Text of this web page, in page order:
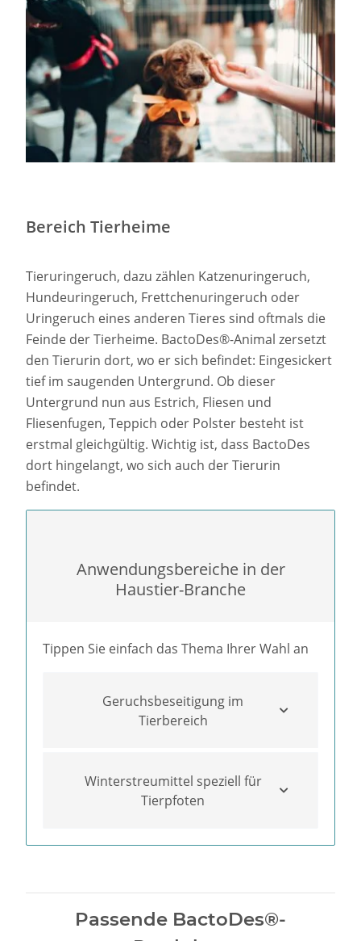
Bereich Tierheime
Tieruringeruch, dazu zählen Katzenuringeruch,
Hundeuringeruch, Frettchenuringeruch oder
Uringeruch eines anderen Tieres sind oftmals die
Feinde der Tierheime. BactoDes®-Animal zersetzt
den Tierurin dort, wo er sich befindet: Eingesickert
tief im saugenden Untergrund. Ob dieser
Untergrund nun aus Estrich, Fliesen und
Fliesenfugen, Teppich oder Polster besteht ist
erstmal gleichgültig. Wichtig ist, dass BactoDes
dort hingelangt, wo sich auch der Tierurin
befindet.
Anwendungsbereiche in der
Haustier-Branche
Tippen Sie einfach das Thema Ihrer Wahl an
Geruchsbeseitigung im
Tierbereich
Winterstreumittel speziell für
Tierpfoten
Passende BactoDes®-